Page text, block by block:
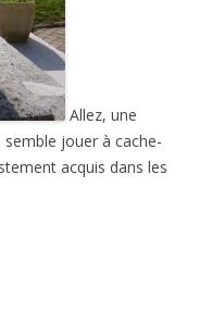
Allez, une
jouer à cache-
acquis dans les